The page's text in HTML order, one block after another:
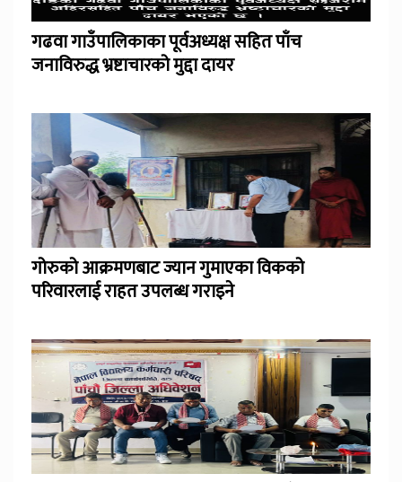
गढवा गाउँपालिकाका पूर्वअध्यक्ष सहित पाँच
जनाविरुद्ध भ्रष्टाचारको मुद्दा दायर
गोरुको आक्रमणबाट ज्यान गुमाएका विकको
परिवारलाई राहत उपलब्ध गराइने